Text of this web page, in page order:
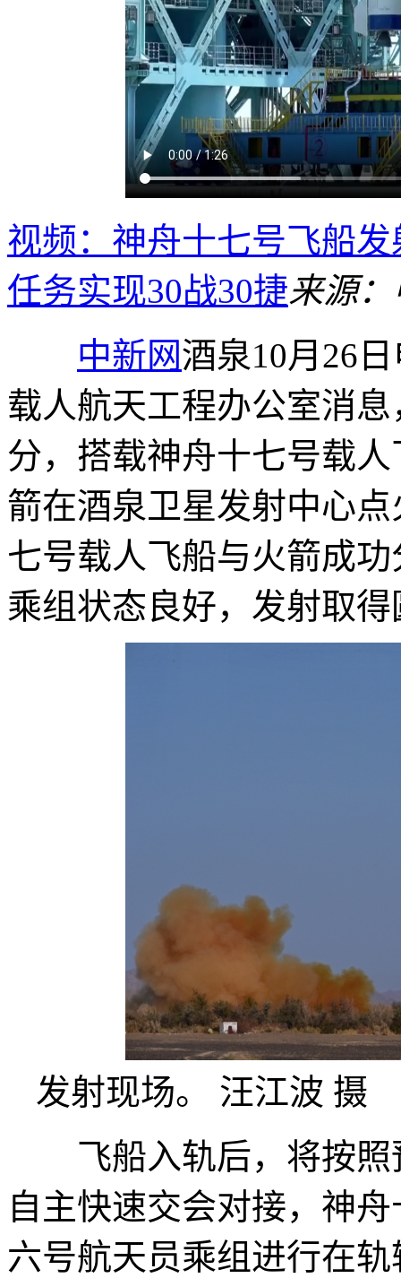
视频：神舟十七号飞船
任务实现30战30捷来源
中新网酒泉10月26
载人航天工程办公室消
分，搭载神舟十七号载
箭在酒泉卫星发射中心
七号载人飞船与火箭成
乘组状态良好，发射取
发射现场。 汪江波 摄
飞船入轨后，将按照
自主快速交会对接，神
六号航天员乘组进行在